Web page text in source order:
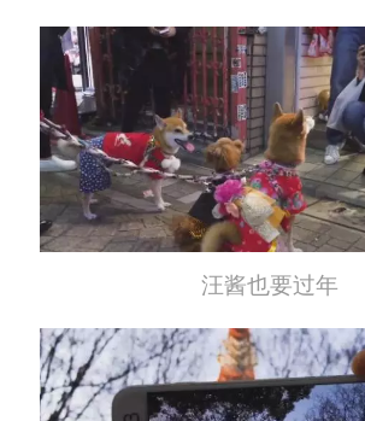
汪酱也要过年